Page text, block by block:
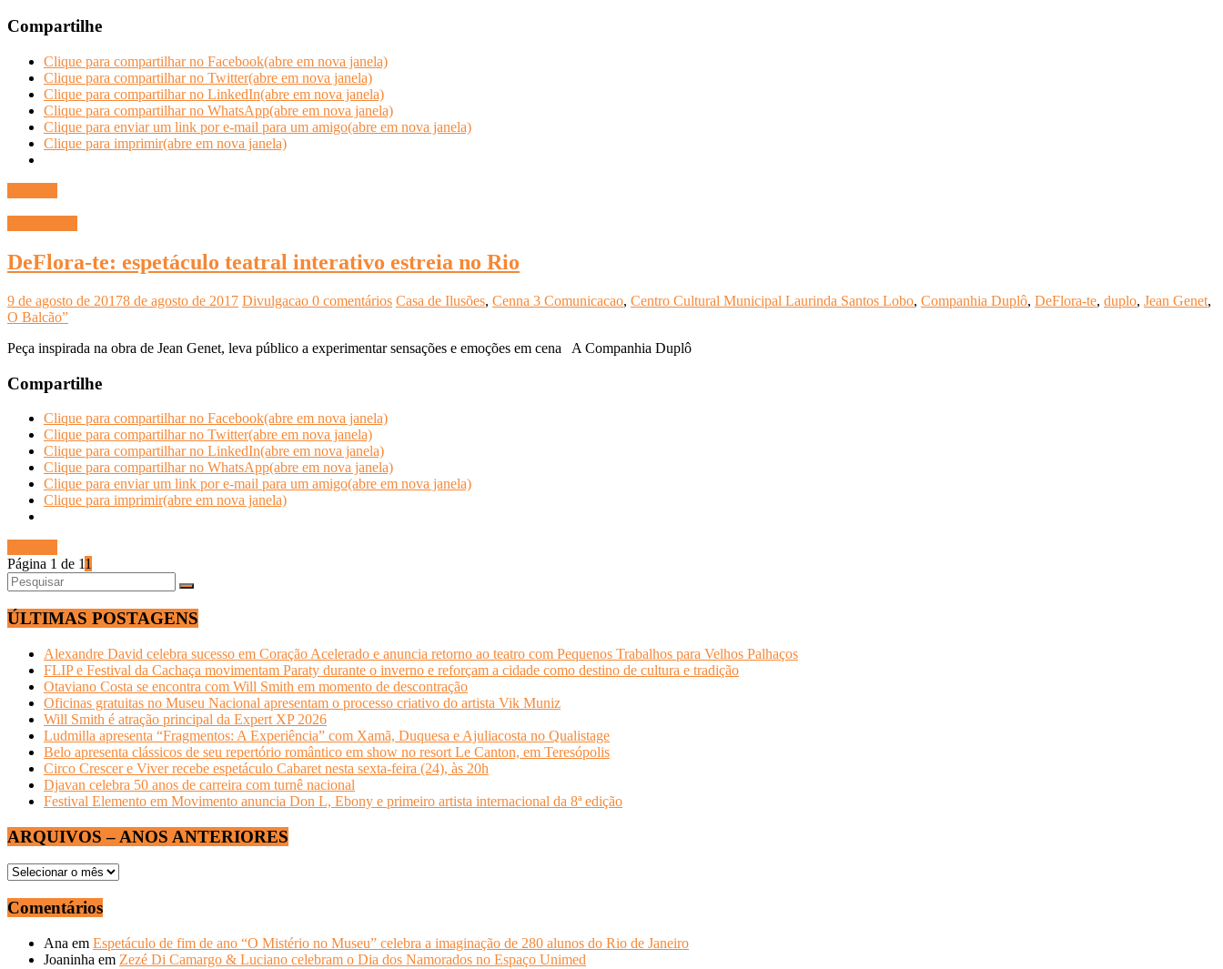
Compartilhe
Clique para compartilhar no Facebook(abre em nova janela)
Clique para compartilhar no Twitter(abre em nova janela)
Clique para compartilhar no LinkedIn(abre em nova janela)
Clique para compartilhar no WhatsApp(abre em nova janela)
Clique para enviar um link por e-mail para um amigo(abre em nova janela)
Clique para imprimir(abre em nova janela)
DeFlora-te: espetáculo teatral interativo estreia no Rio
9 de agosto de 20178 de agosto de 2017 Divulgacao 0 comentários Casa de Ilusões, Cenna 3 Comunicacao, Centro Cultural Municipal Laurinda Santos Lobo, Companhia Duplô, DeFlora-te, duplo, Jean Genet,
O Balcão”
Peça inspirada na obra de Jean Genet, leva público a experimentar sensações e emoções em cena A Companhia Duplô
Compartilhe
Clique para compartilhar no Facebook(abre em nova janela)
Clique para compartilhar no Twitter(abre em nova janela)
Clique para compartilhar no LinkedIn(abre em nova janela)
Clique para compartilhar no WhatsApp(abre em nova janela)
Clique para enviar um link por e-mail para um amigo(abre em nova janela)
Clique para imprimir(abre em nova janela)
Página 1 de 11
ÚLTIMAS POSTAGENS
Alexandre David celebra sucesso em Coração Acelerado e anuncia retorno ao teatro com Pequenos Trabalhos para Velhos Palhaços
FLIP e Festival da Cachaça movimentam Paraty durante o inverno e reforçam a cidade como destino de cultura e tradição
Otaviano Costa se encontra com Will Smith em momento de descontração
Oficinas gratuitas no Museu Nacional apresentam o processo criativo do artista Vik Muniz
Will Smith é atração principal da Expert XP 2026
Ludmilla apresenta “Fragmentos: A Experiência” com Xamã, Duquesa e Ajuliacosta no Qualistage
Belo apresenta clássicos de seu repertório romântico em show no resort Le Canton, em Teresópolis
Circo Crescer e Viver recebe espetáculo Cabaret nesta sexta-feira (24), às 20h
Djavan celebra 50 anos de carreira com turnê nacional
Festival Elemento em Movimento anuncia Don L, Ebony e primeiro artista internacional da 8ª edição
ARQUIVOS – ANOS ANTERIORES
ARQUIVOS
ANOS
ANTERIORES
Comentários
Ana em Espetáculo de fim de ano “O Mistério no Museu” celebra a imaginação de 280 alunos do Rio de Janeiro
Joaninha em Zezé Di Camargo & Luciano celebram o Dia dos Namorados no Espaço Unimed